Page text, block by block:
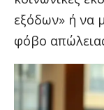
εξόδων» ή να
φόβο